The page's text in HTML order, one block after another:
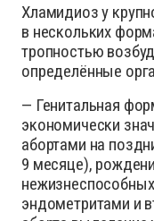
Хламидиоз у
в нескольких
тропностью
определённые
— Генитальная
экономически
абортами на
9 месяце),
эндометритами и